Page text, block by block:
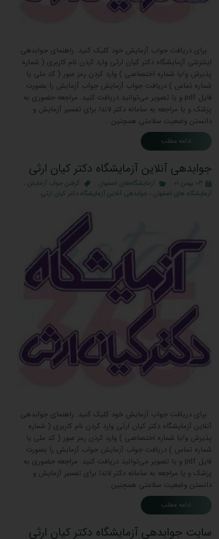
برای دریافت جواب آزمایش خود کلیک کنید. راهنمای جوابدهی
اینترنتی آزمایشگاه دکتر کیان ارثی وارد کردن نام کاربری ( شماره
پذیرش و/یا شماره اختصاصی ) وارد کردن رمز عبور ( کد ملی یا
شماره تماس ) دریافت جواب آزمایش جواب آزمایش را بصورت
فایل pdf و یا تصویر می‌توانید دریافت کنید. مراجعه حضوری به
پزشک و یا مراجعه به سامانه دکتر لاندا برای تفسیر آزمایش و
دانستن وضعیت سلامتی همچنین …
ادامه مطلب
جوابدهی آنلاین آزمایشگاه دکتر کیان ارثی
۰۳ بهمن ۰۱ آزمایشگاه‌های اصفهان گرفتن جواب آزمایش ،
آزمایشگاه های اصفهان ، جوابدهی آنلاین آزمایشگاه دکتر کیان ارثی
برای دریافت جواب آزمایش خود کلیک کنید. راهنمای جوابدهی
آنلاین آزمایشگاه دکتر کیان ارثی وارد کردن نام کاربری ( شماره
پذیرش و/یا شماره اختصاصی ) وارد کردن رمز عبور ( کد ملی یا
شماره تماس ) دریافت جواب آزمایش جواب آزمایش را بصورت
فایل pdf و یا تصویر می‌توانید دریافت کنید. مراجعه حضوری به
پزشک و یا مراجعه به سامانه دکتر لاندا برای تفسیر آزمایش و
دانستن وضعیت سلامتی همچنین …
ادامه مطلب
سایت جوابدهی آزمایشگاه دکتر کیان ارثی